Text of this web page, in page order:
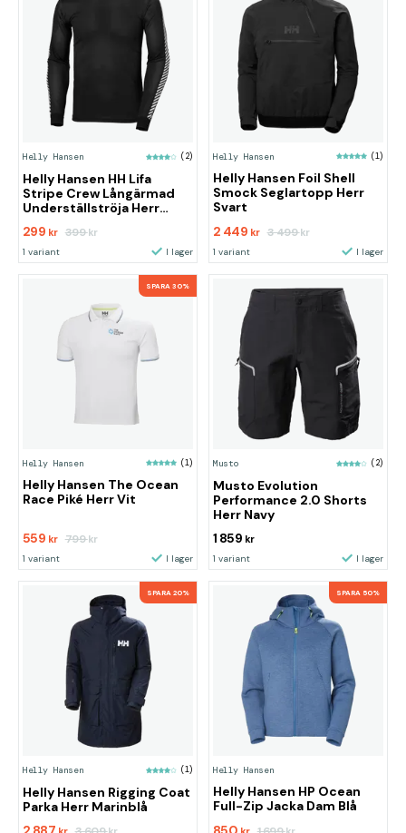
Helly Hansen (2)
Helly Hansen HH Lifa
Stripe Crew Långärmad
Underställströja Herr
299 kr 399kr
1 variant I lager
Helly Hansen (1)
Helly Hansen Foil Shell
Smock Seglartopp Herr
Svart
2 449 kr 3 499kr
1 variant I lager
SPARA 30%
Helly Hansen (1)
Helly Hansen The Ocean
Race Piké Herr Vit
559 kr 799kr
1 variant I lager
Musto (2)
Musto Evolution
Performance 2.0 Shorts
Herr Navy
1 859 kr
1 variant I lager
SPARA 20%
Helly Hansen (1)
Helly Hansen Rigging Coat
Parka Herr Marinblå
SPARA 50%
Helly Hansen
Helly Hansen HP Ocean
Full-Zip Jacka Dam Blå